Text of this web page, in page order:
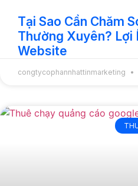
Tại Sao Cần Chăm
Thường Xuyên? Lợi
Website
congtycophannhattinmarketing